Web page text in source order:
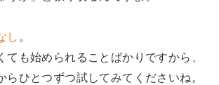
し 。
ても始められることばかりですから、
らひとつずつ試してみてくださいね。